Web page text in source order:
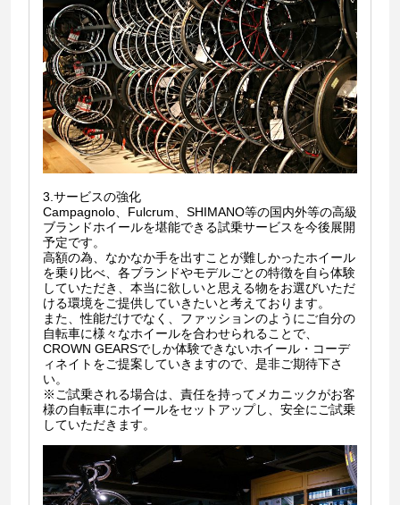
3.サービスの強化
Campagnolo、Fulcrum、SHIMANO等の国内外等の高級
ブランドホイールを堪能できる試乗サービスを今後展開
予定です。
高額の為、なかなか手を出すことが難しかったホイール
を乗り比べ、各ブランドやモデルごとの特徴を自ら体験
していただき、本当に欲しいと思える物をお選びいただ
ける環境をご提供していきたいと考えております。
また、性能だけでなく、ファッションのようにご自分の
自転車に様々なホイールを合わせられることで、
CROWN GEARSでしか体験できないホイール・コーデ
ィネイトをご提案していきますので、是非ご期待下さ
い。
※ご試乗される場合は、責任を持ってメカニックがお客
様の自転車にホイールをセットアップし、安全にご試乗
していただきます。